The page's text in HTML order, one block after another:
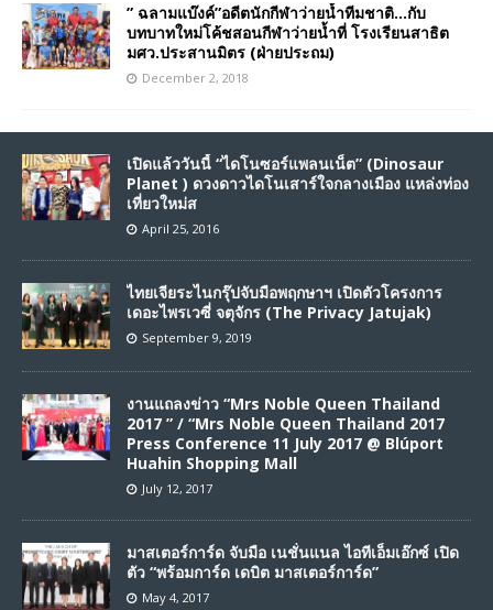
” ฉลามแบ๊งค์”อดีตนักกีฬาว่ายน้ำทีมชาติ…กับ
บทบาทใหม่โค้ชสอนกีฬาว่ายน้ำที่ โรงเรียนสาธิต
มศว.ประสานมิตร (ฝ่ายประถม)
December 2, 2018
เปิดแล้ววันนี้ “ไดโนซอร์แพลนเน็ต” (Dinosaur
Planet ) ดวงดาวไดโนเสาร์ใจกลางเมือง แหล่งท่อง
เที่ยวใหม่ส
April 25, 2016
ไทยเจียระไนกรุ๊ปจับมือพฤกษาฯ เปิดตัวโครงการ
เดอะไพรเวซี่ จตุจักร (The Privacy Jatujak)
September 9, 2019
งานแถลงข่าว “Mrs Noble Queen Thailand
2017 ” / “Mrs Noble Queen Thailand 2017
Press Conference 11 July 2017 @ Blúport
Huahin Shopping Mall
July 12, 2017
มาสเตอร์การ์ด จับมือ เนชั่นแนล ไอทีเอ็มเอ๊กซ์ เปิด
ตัว “พร้อมการ์ด เดบิต มาสเตอร์การ์ด”
May 4, 2017